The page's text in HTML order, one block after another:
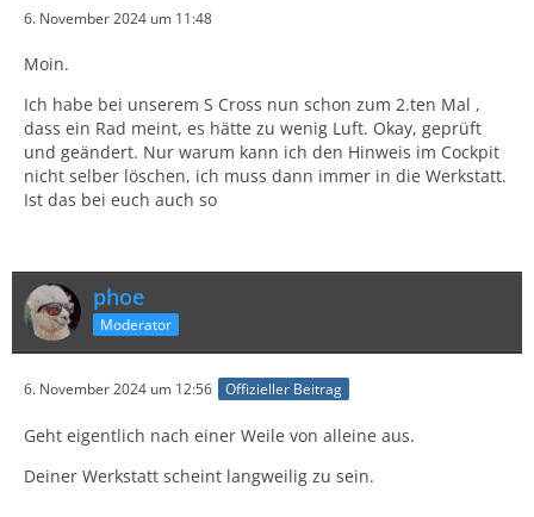
6. November 2024 um 11:48
Moin.
Ich habe bei unserem S Cross nun schon zum 2.ten Mal ,
dass ein Rad meint, es hätte zu wenig Luft. Okay, geprüft
und geändert. Nur warum kann ich den Hinweis im Cockpit
nicht selber löschen, ich muss dann immer in die Werkstatt.
Ist das bei euch auch so
phoe
Moderator
6. November 2024 um 12:56 Offizieller Beitrag
Geht eigentlich nach einer Weile von alleine aus.
Deiner Werkstatt scheint langweilig zu sein.